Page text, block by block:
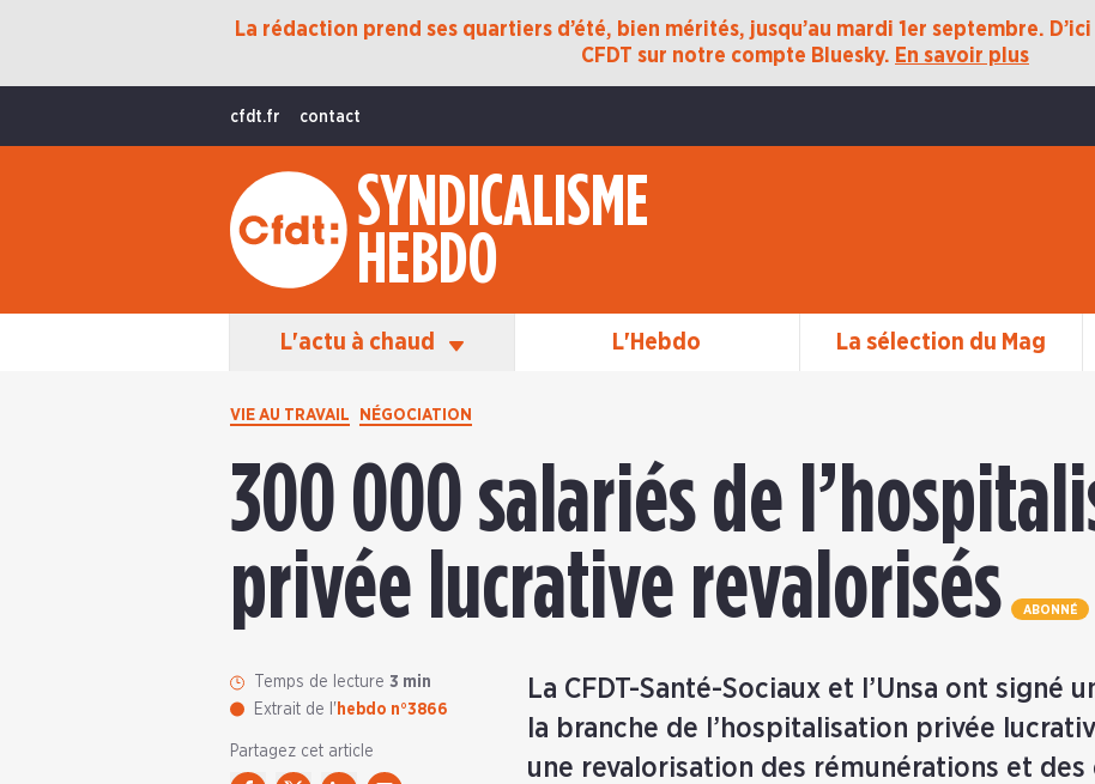
La rédaction prend ses quartiers d’été, bien mérités, jusqu’au mardi 1er septembre.
CFDT sur notre compte Bluesky. En savoir plus
cfdt.fr contact
SYNDICALISME
HEBDO
L'actu à chaud
Protection Sociale
International
La Vie De La CFDT
Les Équipes En Action L'Hebdo La sélection du Mag
VIE AU TRAVAIL NÉGOCIATION
300 000 salariés de
privée lucrative revalorisés
ABONNÉ
Temps de lecture 3 min
Extrait de l' hebdo n°3866
Partagez cet article
La CFDT-Santé-Sociaux et l’Unsa ont signé
la branche de l’hospitalisation privée
une revalorisation des rémunérations et des